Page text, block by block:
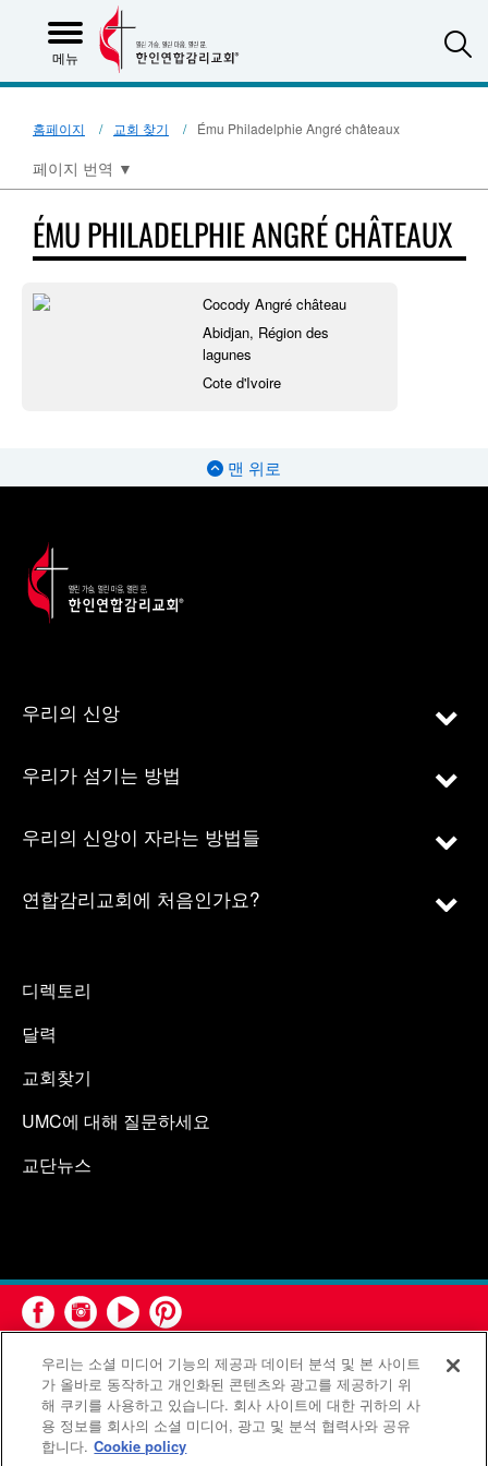
메뉴
홈페이지 교회 찾기 Ému Philadelphie Angré châteaux
페이지 번역 ▼
ÉMU PHILADELPHIE ANGRÉ CHÂTEAUX
Cocody Angré château
Abidjan, Région des
lagunes
Cote d'Ivoire
맨 위로
우리의 신앙
우리가 섬기는 방법
우리의 신앙이 자라는 방법들
연합감리교회에 처음인가요?
디렉토리
달력
교회찾기
UMC에 대해 질문하세요
교단뉴스
연합감리교회 공보부(United Methodist Communications)는 연
합감리교회의 기관입니다.
우리는 소셜 미디어 기능의 제공과 데이터 분석 및 본 사이트
가 올바로 동작하고 개인화된 콘텐츠와 광고를 제공하기 위
해 쿠키를 사용하고 있습니다. 회사 사이트에 대한 귀하의 사
용 정보를 회사의 소셜 미디어, 광고 및 분석 협력사와 공유
합니다. Cookie policy